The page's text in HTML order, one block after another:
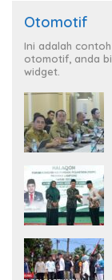
Otomotif
Ini adalah
otomotif, anda
widget.